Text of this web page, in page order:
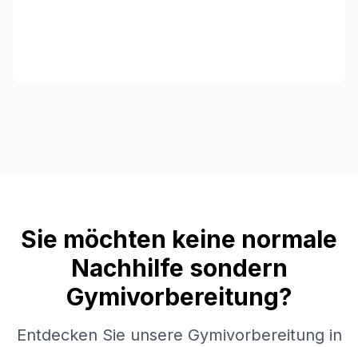
Sie möchten keine normale
Nachhilfe sondern
Gymivorbereitung?
Entdecken Sie unsere Gymivorbereitung in